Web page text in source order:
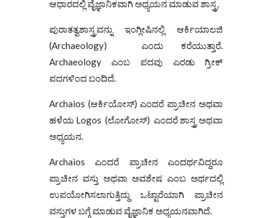
ಆಧಾರದಲ್ಲಿ ವೈಜ್ಞಾನಿಕವಾಗಿ ಅಧ್ಯಯನ ಮಾಡುವ ಶಾಸ್ತ್ರ.
ಪುರಾತತ್ವಶಾಸ್ತ್ರವನ್ನು ಇಂಗ್ಲೀಷಿನಲ್ಲಿ ಆರ್ಕಿಯಾಲಜಿ
(Archaeology) ಎಂದು ಕರೆಯುತ್ತಾರೆ.
Archaeology ಎಂಬ ಪದವು ಎರಡು ಗ್ರೀಕ್
ಪದಗಳಿಂದ ಬಂದಿದೆ.
Archaios (ಆರ್ಕಿಯೋಸ್‌) ಎಂದರೆ ಪ್ರಾಚೀನ ಅಥವಾ
ಹಳೆಯ Logos (ಲೋಗೋಸ್‌) ಎಂದರೆ ಶಾಸ್ತ್ರ ಅಥವಾ
ಅಧ್ಯಯನ.
Archaios ಎಂದರೆ ಪ್ರಾಚೀನ ಎಂದರ್ಥವಿದ್ದರೂ
ಪ್ರಾಚೀನ ವಸ್ತು ಅಥವಾ ಅವಶೇಷ ಎಂಬ ಅರ್ಥದಲ್ಲಿ
ಉಪಯೋಗಿಸಲಾಗುತ್ತಿದ್ದು ಒಟ್ಟಾರೆಯಾಗಿ ಪ್ರಾಚೀನ
ವಸ್ತುಗಳ ಬಗ್ಗೆ ಮಾಡುವ ವೈಜ್ಞಾನಿಕ ಅಧ್ಯಯನವಾಗಿದೆ.